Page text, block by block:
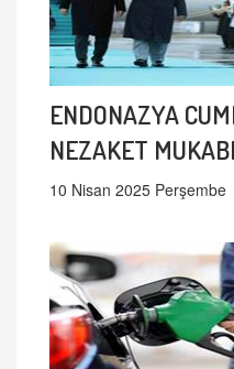
ENDONAZYA
NEZAKET
10 Nisan 2025 Perşembe